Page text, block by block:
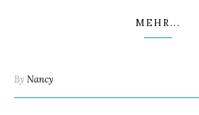
MEHR...
By Nancy